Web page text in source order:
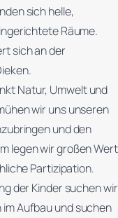
sich helle,
Räume.
sich an der
Natur, Umwelt und
wir uns unseren
und den
legen wir großen Wert
Partizipation.
der Kinder suchen wir
Aufbau und suchen